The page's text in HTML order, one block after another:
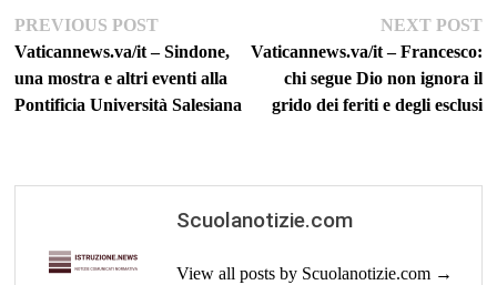
Navigazione
articoli
PREVIOUS POSTPrevious
post:
Vaticannews.va/it – Sindone,
una mostra e altri eventi alla
Pontificia Università Salesiana
NEXT POST
Vaticannews.va/it – Francesco:
chi segue Dio non ignora il
grido dei feriti e degli esclusi
Scuolanotizie.com
View all posts by Scuolanotizie.com →